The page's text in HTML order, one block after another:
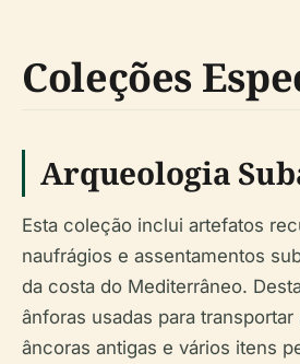
Coleções
Arqueologia
Esta coleção inclui artefatos
naufrágios e assentamentos
da costa do Mediterrâneo.
ânforas usadas para
âncoras antigas e vários itens